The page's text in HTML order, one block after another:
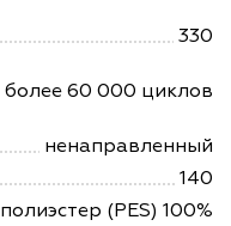
330
более 60 000 циклов
ненаправленный
140
полиэстер (PES) 100%